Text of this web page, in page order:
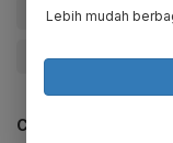
#Update Me
#Gunung Berapi
CEK JUGA DATA INI
Lebih mudah